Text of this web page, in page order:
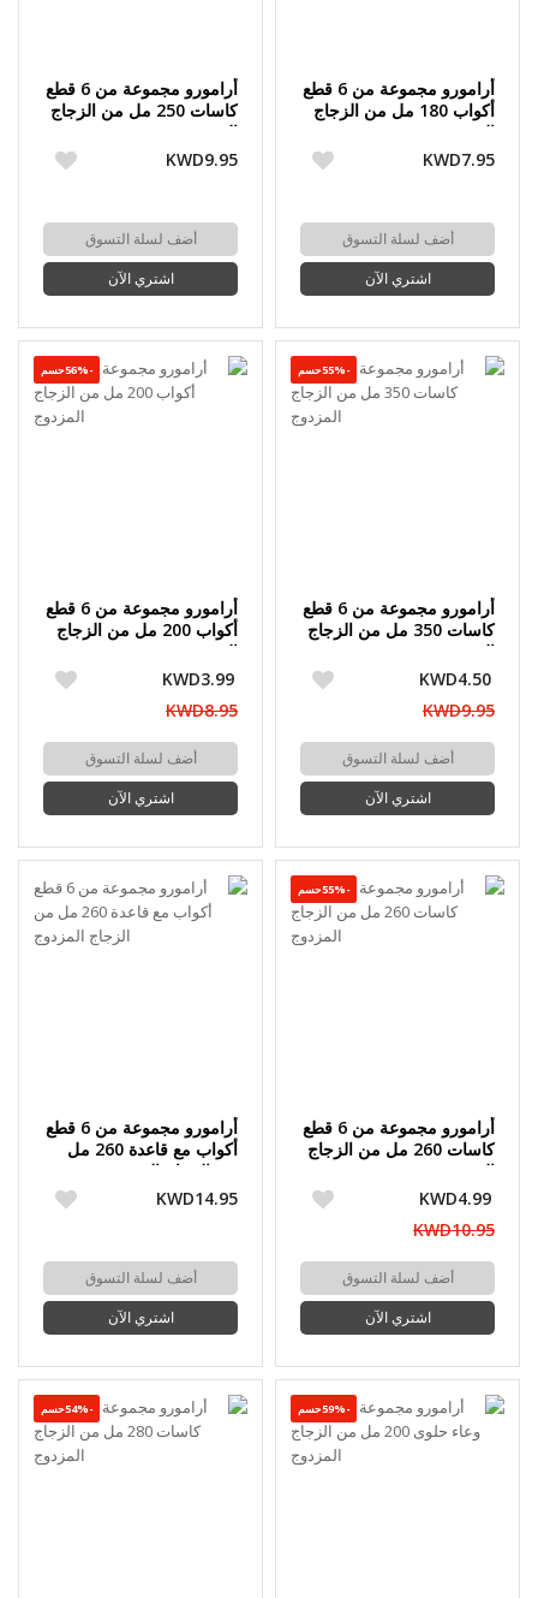
أرامورو مجموعة من 6 قطع
أكواب 180 مل من الزجاج
المزدوج
KWD7.95
أضف لسلة التسوق
اشتري الآن
أرامورو مجموعة من 6 قطع
كاسات 250 مل من الزجاج
المزدوج
KWD9.95
أضف لسلة التسوق
اشتري الآن
-55%حسم
أرامورو مجموعة من 6 قطع
كاسات 350 مل من الزجاج
المزدوج
KWD4.50
KWD9.95
أضف لسلة التسوق
اشتري الآن
-56%حسم
أرامورو مجموعة من 6 قطع
أكواب 200 مل من الزجاج
المزدوج
KWD3.99
KWD8.95
أضف لسلة التسوق
اشتري الآن
-55%حسم
أرامورو مجموعة من 6 قطع
كاسات 260 مل من الزجاج
المزدوج
KWD4.99
KWD10.95
أضف لسلة التسوق
اشتري الآن
أرامورو مجموعة من 6 قطع
أكواب مع قاعدة 260 مل
من الزجاج المزدوج
KWD14.95
أضف لسلة التسوق
اشتري الآن
-59%حسم -54%حسم